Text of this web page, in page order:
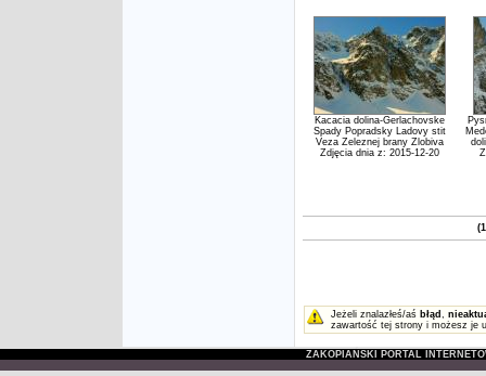
Kacacia dolina-Gerlachovske
Spady Popradsky Ladovy stit
Veza Zeleznej brany Zlobiva
Zdjęcia dnia z: 2015-12-20
Jeżeli znalazłeś/aś błąd ,
zawartość tej strony i możesz je
ZAKOPIAŃSKI PORTAL